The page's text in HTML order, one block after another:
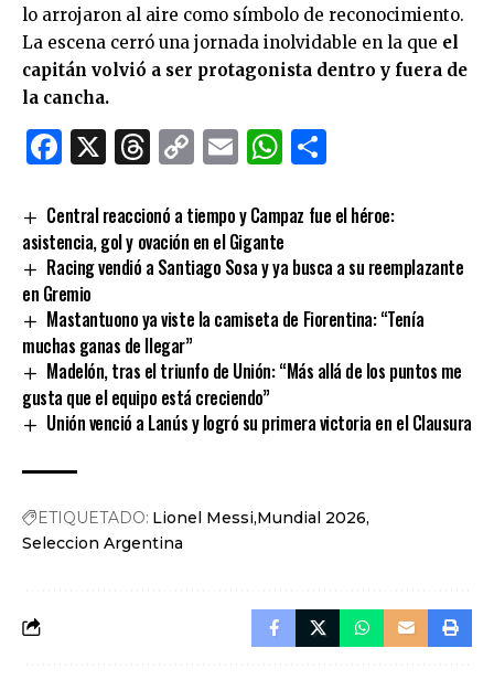
lo arrojaron al aire como símbolo de reconocimiento.
La escena cerró una jornada inolvidable en la que el
capitán volvió a ser protagonista dentro y fuera de
la cancha.
Facebook
X Threads
CopyEmailWhatsApp
Central reaccionó a tiempo y Campaz fue el héroe:
asistencia, gol y ovación en el Gigante
Racing vendió a Santiago Sosa y ya busca a su reemplazante
en Gremio
Mastantuono ya viste la camiseta de Fiorentina: “Tenía
muchas ganas de llegar”
Madelón, tras el triunfo de Unión: “Más allá de los puntos me
gusta que el equipo está creciendo”
Unión venció a Lanús y logró su primera victoria en el Clausura
ETIQUETADO: Lionel Messi Mundial 2026
Seleccion Argentina